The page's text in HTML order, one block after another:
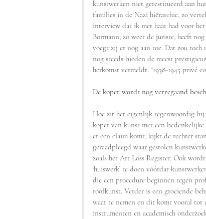
kunstwerken niet gerestitueerd aan
families in de Nazi hiërarchie, zo
interview dat ik met haar had voor
Bormann, zo weet de juriste, heeft
voegt zij er nog aan toe. Dat zou toch
nog steeds bieden de meest
herkomst vermeldt: “1938-1945 privé
De koper wordt nog verregaand
Hoe zit het eigenlijk tegenwoordig bij
koper van kunst met een
er een claim komt, kijkt de rechter
geraadpleegd waar gestolen
zoals het Art Loss Register. Ook
‘huiswerk’ te doen vóórdat
die een procedure beginnen tegen
roofkunst. Verder is een groeiende
waar te nemen en dit komt vooral tot
instrumenten en academisch